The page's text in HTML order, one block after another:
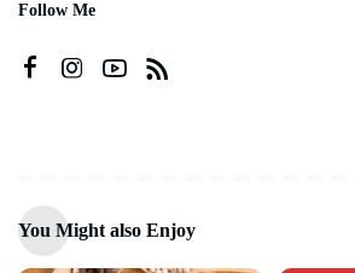
Follow Me
You Might also Enjoy